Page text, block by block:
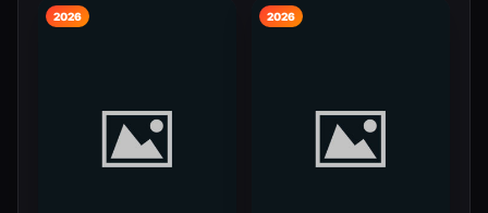
2026 2026